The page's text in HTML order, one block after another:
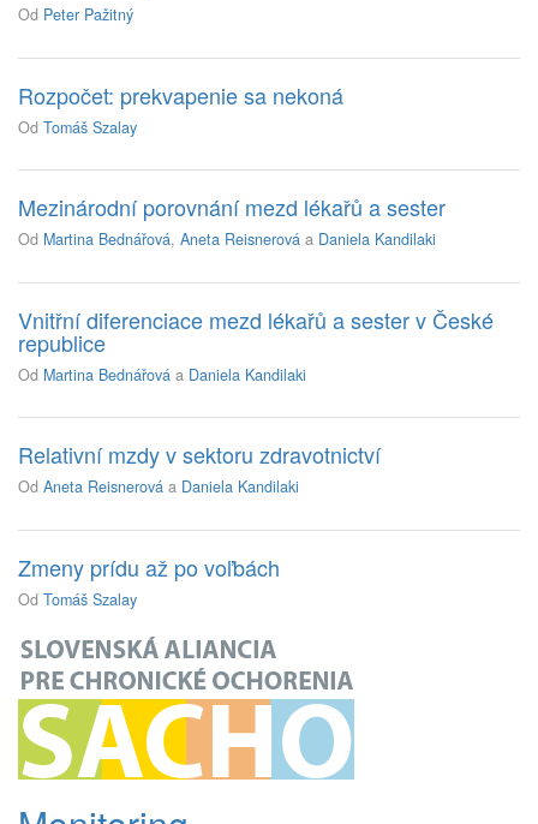
Od Peter Pažitný
Rozpočet: prekvapenie sa nekoná
Od Tomáš Szalay
Mezinárodní porovnání mezd lékařů a sester
Od Martina Bednářová, Aneta Reisnerová a Daniela Kandilaki
Vnitřní diferenciace mezd lékařů a sester v České
republice
Od Martina Bednářová a Daniela Kandilaki
Relativní mzdy v sektoru zdravotnictví
Od Aneta Reisnerová a Daniela Kandilaki
Zmeny prídu až po voľbách
Od Tomáš Szalay